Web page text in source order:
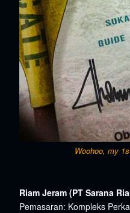
Woohoo, my
Riam Jeram (PT Sarana
Pemasaran: Kompleks